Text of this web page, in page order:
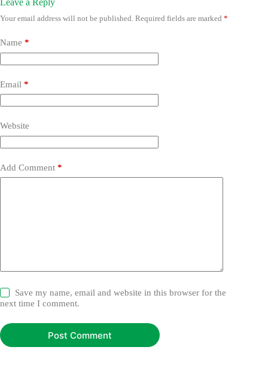
Leave a Reply
Your email address will not be published. Required fields are marked *
Name *
Email *
Website
Add Comment *
Save my name, email and website in this browser for the
next time I comment.
Post Comment